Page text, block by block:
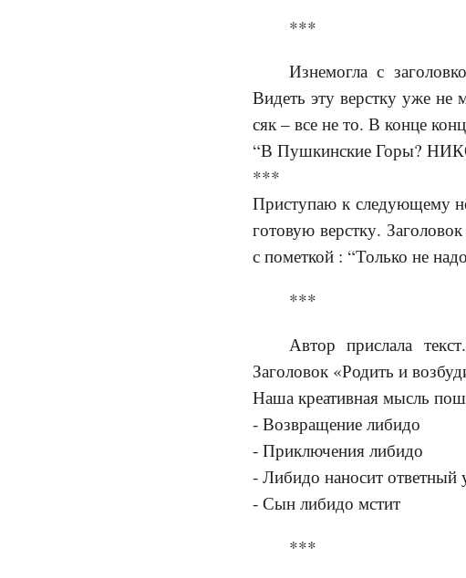
***
Изнемогла с
Видеть эту верстку уже не
сяк – все не то. В конце
“В Пушкинские Горы?
***
Приступаю к следующему
готовую верстку.
с пометкой : “Только не
***
Автор прислала
Заголовок «Родить и
Наша креативная мысль
- Возвращение либидо
- Приключения либидо
- Либидо наносит ответный
- Сын либидо мстит
***